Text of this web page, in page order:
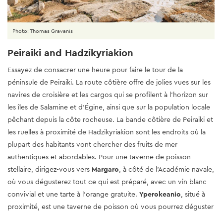
Peiraiki and Hadzikyriakion
Essayez de consacrer une heure pour faire le tour de la
péninsule de Peiraiki. La route côtière offre de jolies vues sur les
navires de croisière et les cargos qui se profilent à l'horizon sur
les îles de Salamine et d'Égine, ainsi que sur la population locale
pêchant depuis la côte rocheuse. La bande côtière de Peiraiki et
les ruelles à proximité de Hadzikyriakion sont les endroits où la
plupart des habitants vont chercher des fruits de mer
authentiques et abordables. Pour une taverne de poisson
stellaire, dirigez-vous vers Margaro, à côté de l'Académie navale,
où vous dégusterez tout ce qui est préparé, avec un vin blanc
convivial et une tarte à l'orange gratuite. Yperokeanio, situé à
proximité, est une taverne de poisson où vous pourrez déguster
Photo: Thomas Gravanis